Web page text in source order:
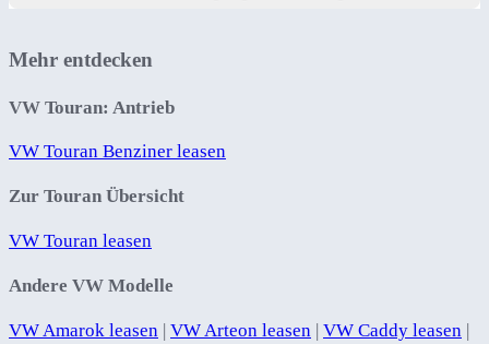
Mehr entdecken
VW Touran: Antrieb
VW Touran Benziner leasen
Zur Touran Übersicht
VW Touran leasen
Andere VW Modelle
VW Amarok leasen | VW Arteon leasen | VW Caddy leasen |